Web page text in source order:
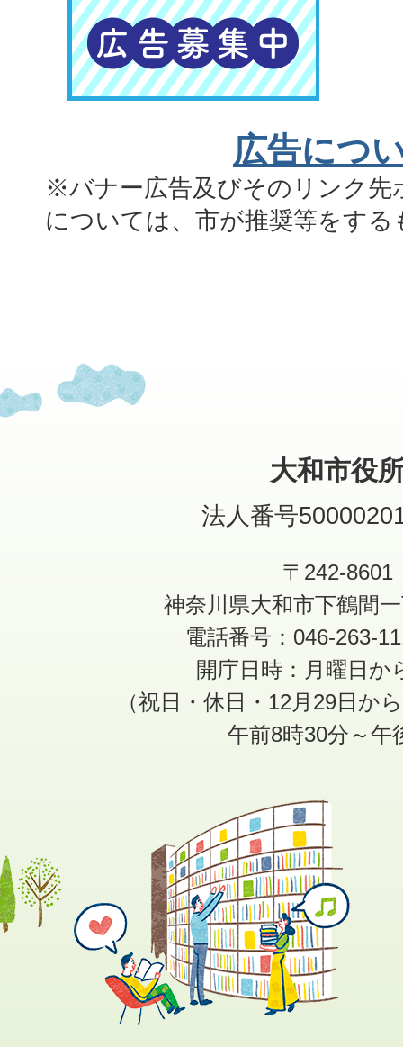
広告につ
※バナー広告及びそのリンク先
については、市が推奨等をす
大和市役
法人番号
〒242-8601
神奈川県大和市下鶴間
電話番号：046-263-
開庁日時：月曜日か
（祝日・休日・12月29日か
午前8時30分～午